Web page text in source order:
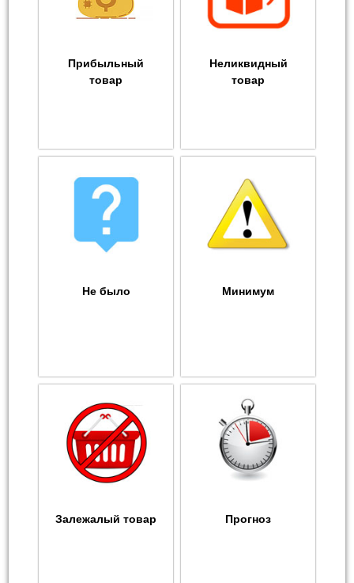
Прибыльный
товар
Неликвидный
товар
Не было Минимум
Залежалый товар Прогноз